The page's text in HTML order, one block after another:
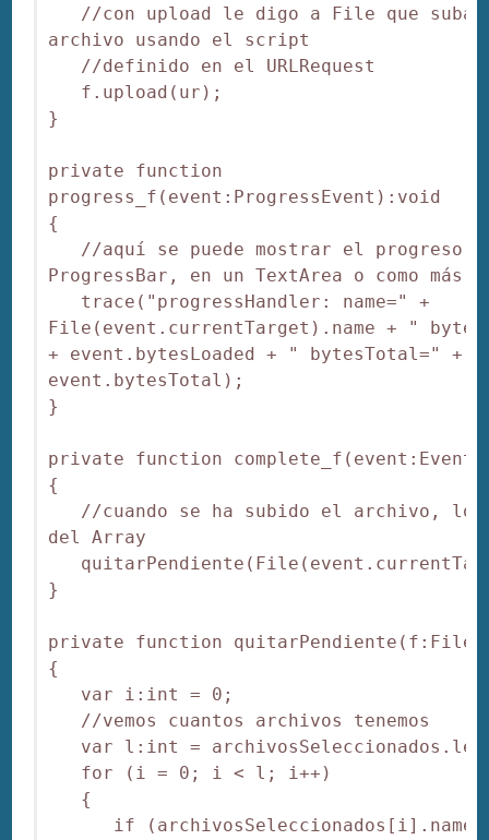
//con upload le digo a File que suba
archivo usando el script
//definido en el URLRequest
f.upload(ur);
}
private function
progress_f(event:ProgressEvent):void
{
//aquí se puede mostrar el progreso
ProgressBar, en un TextArea o como más
trace("progressHandler: name=" +
File(event.currentTarget).name + "
+ event.bytesLoaded + " bytesTotal=" +
event.bytesTotal);
}
private function
{
//cuando se ha subido el archivo, lo
del Array
}
private function
{
var i:int = 0;
//vemos cuantos archivos tenemos
var l:int =
for (i = 0; i < l; i++)
{
if (archivosSeleccionados[i].name